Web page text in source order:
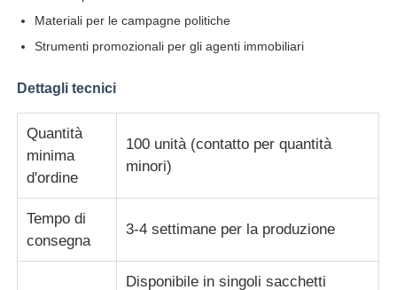
Ombrelli UV resistenti
Ombrelli per bambini
ombrelli di spiaggia
Ombrelli creativi
Materiali per le campagne politiche
Strumenti promozionali per gli agenti immobiliari
Dettagli tecnici
Quantità
minima
d'ordine
100 unità (contatto per quantità
minori)
Tempo di
consegna
3-4 settimane per la produzione
Disponibile in singoli sacchetti